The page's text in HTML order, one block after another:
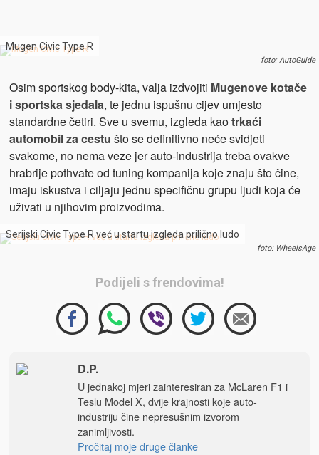
Mugen Civic Type R
foto: AutoGuide
Osim sportskog body-kita, valja izdvojiti Mugenove kotače
i sportska sjedala, te jednu ispušnu cijev umjesto
standardne četiri. Sve u svemu, izgleda kaotrkaći
automobil za cestu što se definitivno neće svidjeti
svakome, no nema veze jer auto-industrija treba ovakve
hrabrije pothvate od tuning kompanija koje znaju što čine,
imaju iskustva i ciljaju jednu specifičnu grupu ljudi koja će
uživati u njihovim proizvodima.
Serijski Civic Type R već u startu izgleda prilično ludo
foto: WheelsAge
Podijeli s frendovima!
D.P.
U jednakoj mjeri zainteresiran za McLaren F1 i
Teslu Model X, dvije krajnosti koje auto-
industriju čine nepresušnim izvorom
zanimljivosti.
Pročitaj moje druge članke